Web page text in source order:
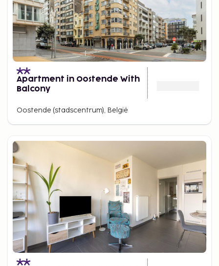
Apartment in Oostende With
Balcony
Oostende (stadscentrum), België